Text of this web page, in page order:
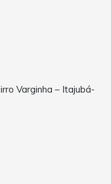
Varginha – Itajubá-